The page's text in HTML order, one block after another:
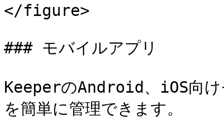
</figure>
### モバイルアプリ
KeeperのAndroid、iOS向け
を簡単に管理できます。